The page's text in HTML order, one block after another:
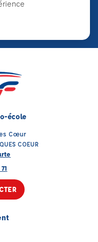
école
Cœur
COEUR